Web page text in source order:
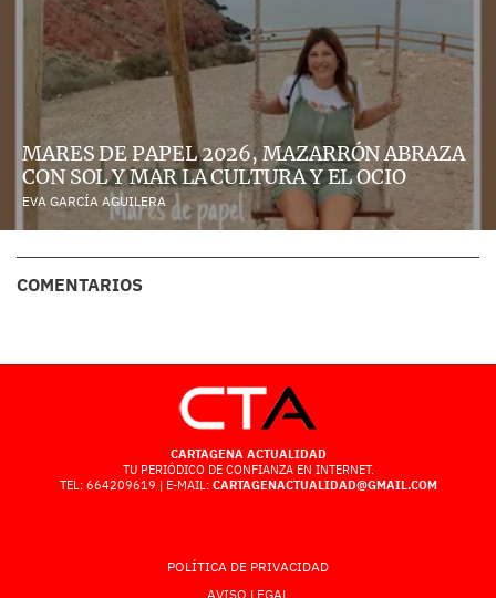
MARES DE PAPEL 2026, MAZARRÓN ABRAZA
CON SOL Y MAR LA CULTURA Y EL OCIO
EVA GARCÍA AGUILERA
COMENTARIOS
CARTAGENA ACTUALIDAD
TU PERIÓDICO DE CONFIANZA EN INTERNET.
TEL: 664209619 | E-MAIL: CARTAGENACTUALIDAD@GMAIL.COM
POLÍTICA DE PRIVACIDAD
AVISO LEGAL